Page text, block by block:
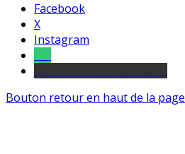
Facebook
X
Instagram
Bouton retour en haut de la page